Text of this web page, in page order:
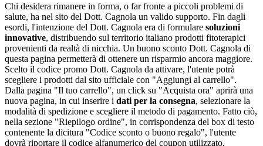
Chi desidera rimanere in forma, o far fronte a piccoli problemi di
salute, ha nel sito del Dott. Cagnola un valido supporto. Fin dagli
esordi, l'intenzione del Dott. Cagnola era di formulare soluzioni
innovative, distribuendo sul territorio italiano prodotti fitoterapici
provenienti da realtà di nicchia. Un buono sconto Dott. Cagnola di
questa pagina permetterà di ottenere un risparmio ancora maggiore.
Scelto il codice promo Dott. Cagnola da attivare, l'utente potrà
scegliere i prodotti dal sito ufficiale con "Aggiungi al carrello".
Dalla pagina "Il tuo carrello", un click su "Acquista ora" aprirà una
nuova pagina, in cui inserire i dati per la consegna, selezionare la
modalità di spedizione e scegliere il metodo di pagamento. Fatto ciò,
nella sezione "Riepilogo ordine", in corrispondenza del box di testo
contenente la dicitura "Codice sconto o buono regalo", l'utente
dovrà riportare il codice alfanumerico del coupon utilizzato,